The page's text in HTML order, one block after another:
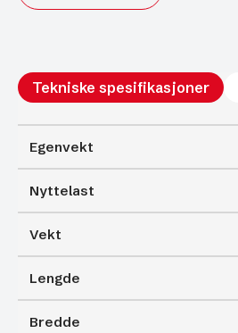
Tekniske spesifikasjoner
Egenvekt
Nyttelast
Vekt
Lengde
Bredde